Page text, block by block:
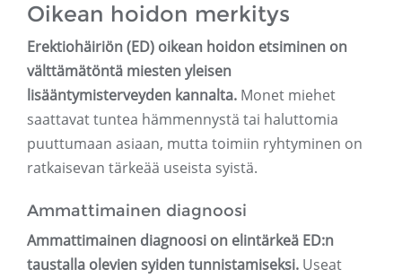
Oikean hoidon merkitys
Erektiohäiriön (ED) oikean hoidon etsiminen on
välttämätöntä miesten yleisen
lisääntymisterveyden kannalta. Monet miehet
saattavat tuntea hämmennystä tai haluttomia
puuttumaan asiaan, mutta toimiin ryhtyminen on
ratkaisevan tärkeää useista syistä.
Ammattimainen diagnoosi
Ammattimainen diagnoosi on elintärkeä ED:n
taustalla olevien syiden tunnistamiseksi. Useat